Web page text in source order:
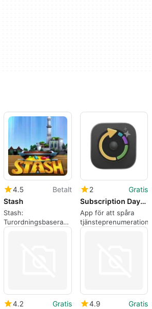
4.5
Betalt
Stash
Stash:
Turordningsbaserade
bordstaktik möter
2
Gratis
Subscription Day2 Calendar
App för att spåra
4.2
Gratis
4.9
Gratis